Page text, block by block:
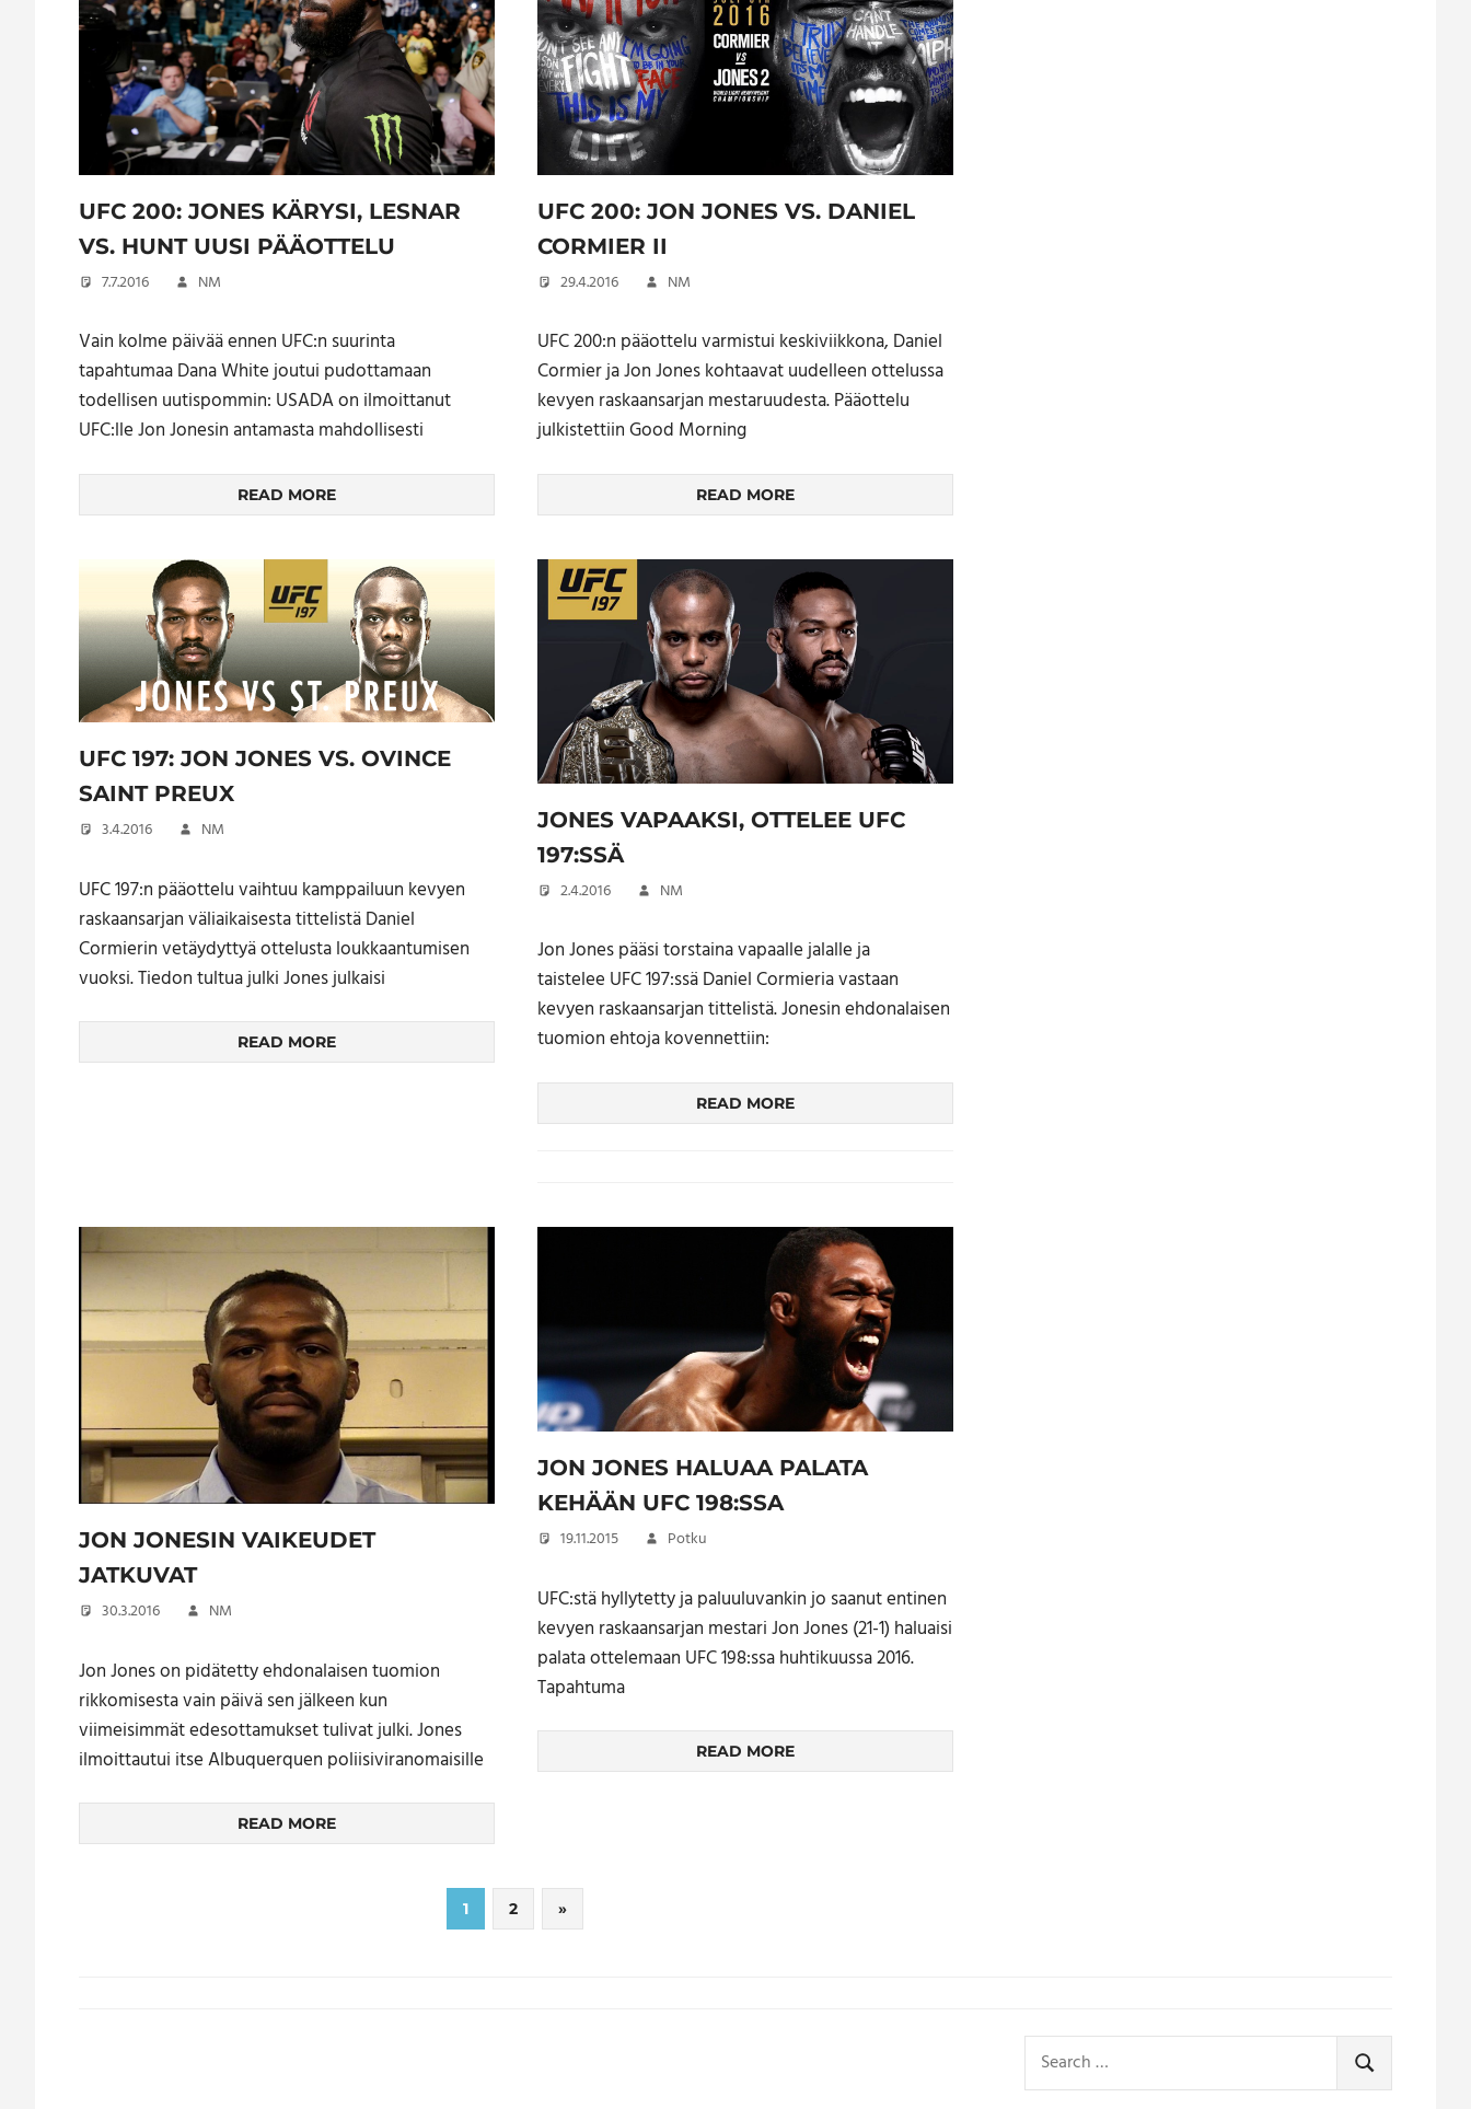
UFC 200: JONES KÄRYSI, LESNAR
VS. HUNT UUSI PÄÄOTTELU
7.7.2016 NM
Vain kolme päivää ennen UFC:n suurinta
tapahtumaa Dana White joutui pudottamaan
todellisen uutispommin: USADA on ilmoittanut
UFC:lle Jon Jonesin antamasta mahdollisesti
READ MORE
UFC 200: JON JONES VS. DANIEL
CORMIER II
29.4.2016 NM
UFC 200:n pääottelu varmistui keskiviikkona, Daniel
Cormier ja Jon Jones kohtaavat uudelleen ottelussa
kevyen raskaansarjan mestaruudesta. Pääottelu
julkistettiin Good Morning
READ MORE
UFC 197: JON JONES VS. OVINCE
SAINT PREUX
3.4.2016 NM
UFC 197:n pääottelu vaihtuu kamppailuun kevyen
raskaansarjan väliaikaisesta tittelistä Daniel
Cormierin vetäydyttyä ottelusta loukkaantumisen
vuoksi. Tiedon tultua julki Jones julkaisi
READ MORE
JONES VAPAAKSI, OTTELEE UFC
197:SSÄ
2.4.2016 NM
Jon Jones pääsi torstaina vapaalle jalalle ja
taistelee UFC 197:ssä Daniel Cormieria vastaan
kevyen raskaansarjan tittelistä. Jonesin ehdonalaisen
tuomion ehtoja kovennettiin:
READ MORE
JON JONESIN VAIKEUDET
JATKUVAT
30.3.2016 NM
Jon Jones on pidätetty ehdonalaisen tuomion
rikkomisesta vain päivä sen jälkeen kun
viimeisimmät edesottamukset tulivat julki. Jones
ilmoittautui itse Albuquerquen poliisiviranomaisille
READ MORE
JON JONES HALUAA PALATA
KEHÄÄN UFC 198:SSA
19.11.2015 Potku
UFC:stä hyllytetty ja paluuluvankin jo saanut entinen
kevyen raskaansarjan mestari Jon Jones (21-1) haluaisi
palata ottelemaan UFC 198:ssa huhtikuussa 2016.
Tapahtuma
READ MORE
1 2
Next
Posts
»
for:
SEARCH